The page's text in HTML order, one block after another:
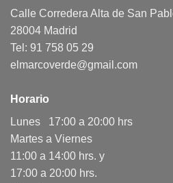
Calle Corredera Alta de San
28004 Madrid
Tel: 91 758 05 29
elmarcoverde@gmail.com
Horario
Lunes 17:00 a 20:00 hrs
Martes a Viernes
11:00 a 14:00 hrs. y
17:00 a 20:00 hrs.